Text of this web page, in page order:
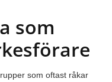
som
som oftast råkar